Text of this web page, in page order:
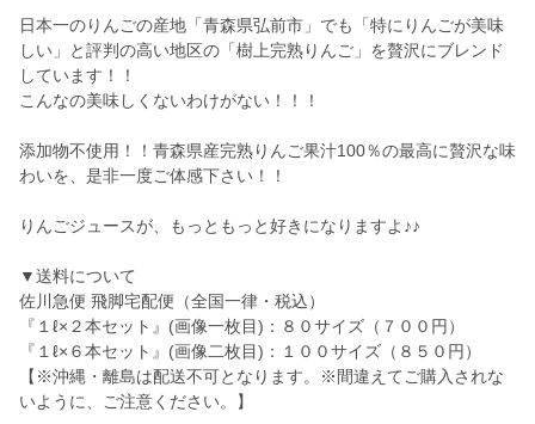
日本一のりんごの産地「青森県弘前市」でも「特にりんごが美味
しい」と評判の高い地区の「樹上完熟りんご」を贅沢にブレンド
しています！！
こんなの美味しくないわけがない！！！
添加物不使用！！青森県産完熟りんご果汁100％の最高に贅沢な味
わいを、是非一度ご体感下さい！！
りんごジュースが、もっともっと好きになりますよ♪♪
▼送料について
佐川急便 飛脚宅配便（全国一律・税込）
『１ℓ×２本セット』(画像一枚目)：８０サイズ（７００円）
『１ℓ×６本セット』(画像二枚目)：１００サイズ（８５０円）
【※沖縄・離島は配送不可となります。※間違えてご購入されな
いように、ご注意ください。】